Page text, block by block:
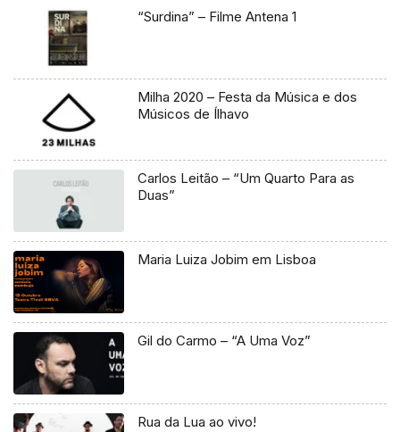
“Surdina” – Filme Antena 1
Milha 2020 – Festa da Música e dos
Músicos de Ílhavo
Carlos Leitão – “Um Quarto Para as
Duas”
Maria Luiza Jobim em Lisboa
Gil do Carmo – “A Uma Voz”
Rua da Lua ao vivo!